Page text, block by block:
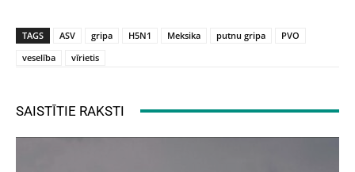
TAGS ASV gripa H5N1 Meksika putnu gripa
PVO
veselība
vīrietis
SAISTĪTIE RAKSTI